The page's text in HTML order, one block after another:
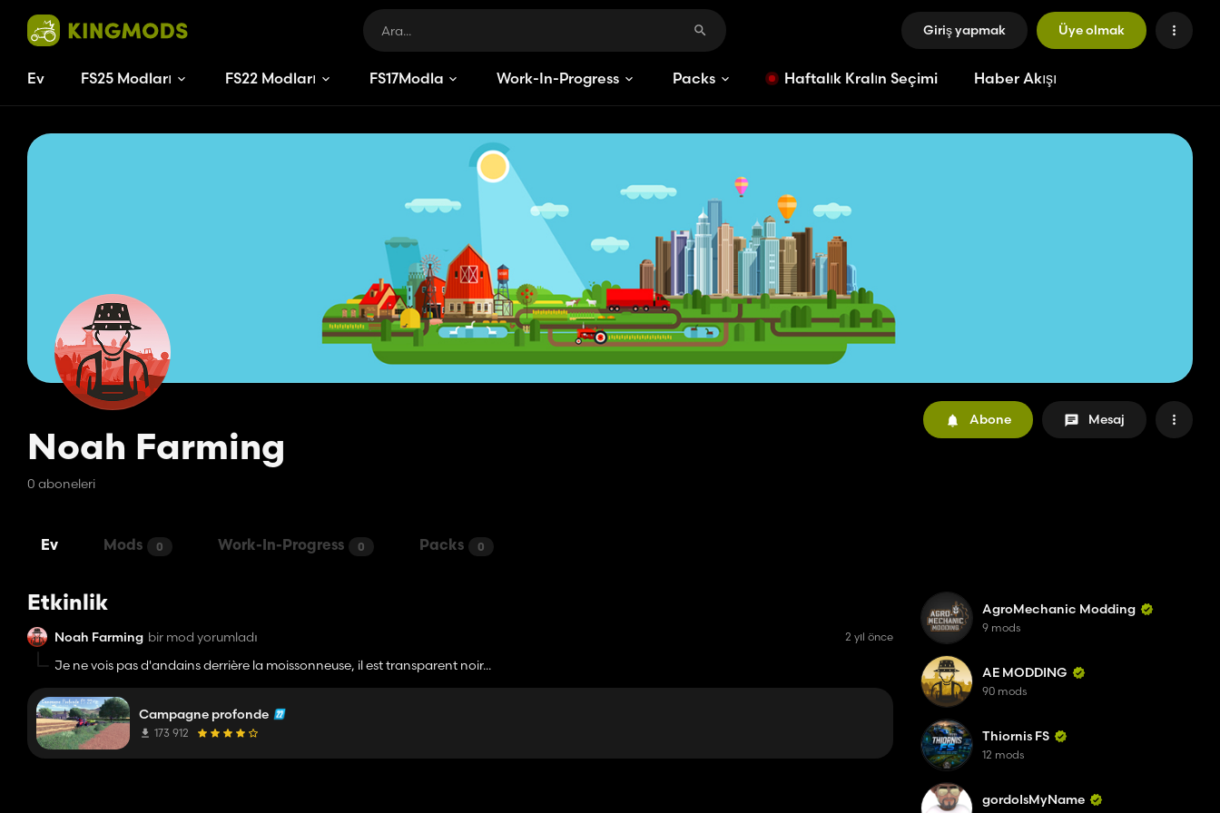
Giriş yapmak Üye olmak
Ev FS25 Modları FS22 Modları FS17Modlar Work-In-Progress Packs Haftalık Kralın Seçimi Haber Akışı
Noah Farming
0 aboneleri
Abone Mesaj
Ev Mods 0 Work-In-Progress 0 Packs 0
Etkinlik
Noah Farming bir mod yorumladı 2 yıl önce
Je ne vois pas d'andains derrière la moissonneuse, il est transparent noir...
Campagne profonde
173 912
AgroMechanic Modding
9 mods
AE MODDING
90 mods
Thiornis FS
12 mods
gordoIsMyName